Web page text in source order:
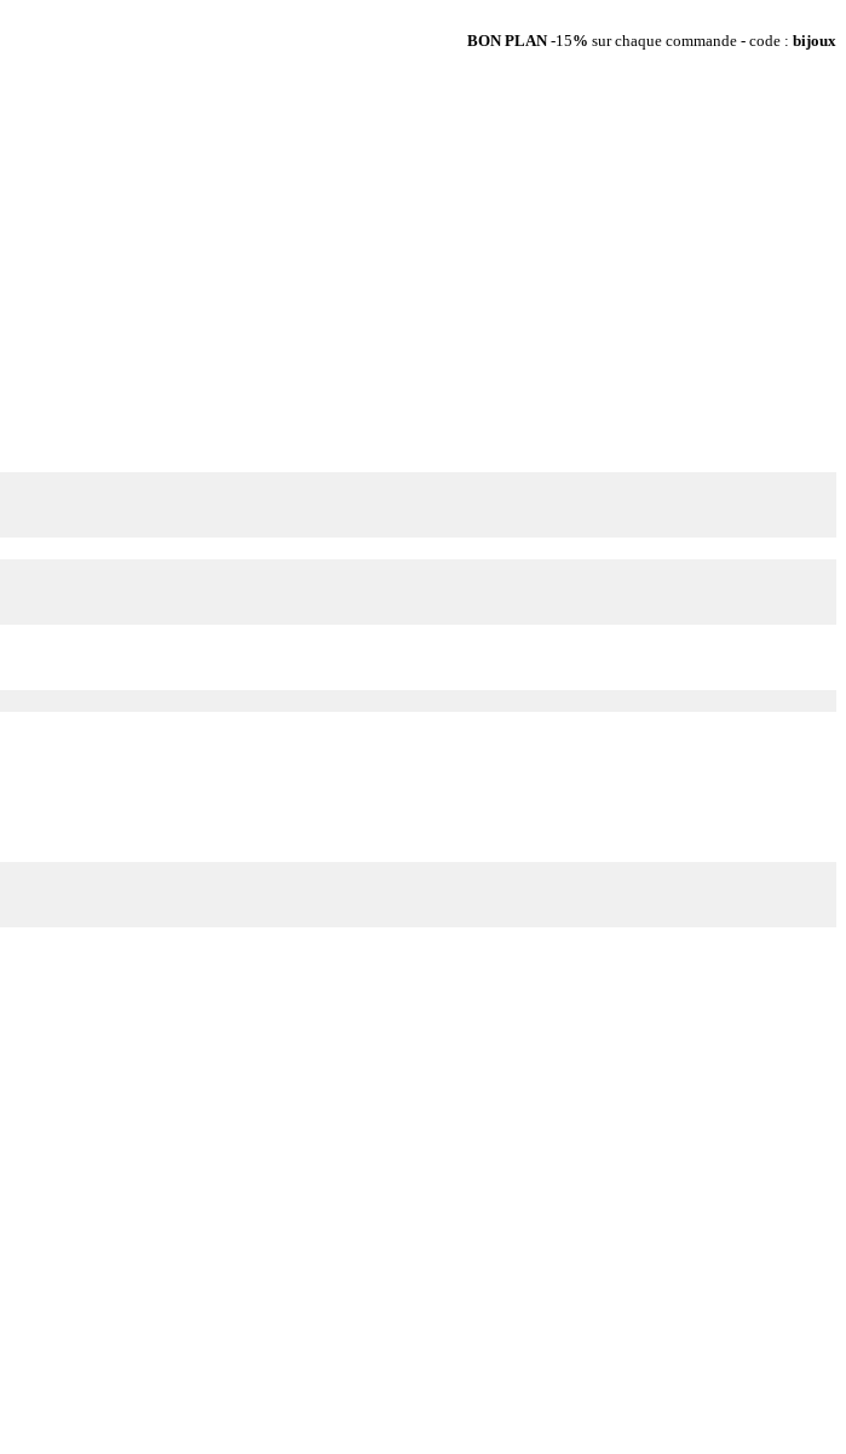
BON PLAN-15% sur chaque commande - code : bijoux